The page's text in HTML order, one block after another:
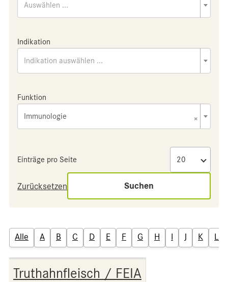
Auswählen ...
Indikation
Indikation auswählen ...
Funktion
×
Immunologie
Einträge pro Seite
Zurücksetzen Suchen
Alle A B C D E F G H I J K L
Truthahnfleisch / FEIA